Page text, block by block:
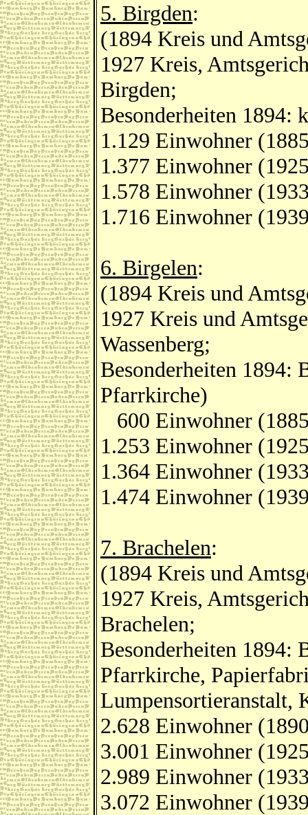
5. Birgden:
(1894 Kreis und
1927 Kreis,
Birgden;
Besonderheiten 1894:
1.129 Einwohner
1.377 Einwohner
1.578 Einwohner
1.716 Einwohner
6. Birgelen:
(1894 Kreis und
1927 Kreis und
Wassenberg;
Besonderheiten 1894:
Pfarrkirche)
600 Einwohner
1.253 Einwohner
1.364 Einwohner
1.474 Einwohner
7. Brachelen:
(1894 Kreis und
1927 Kreis,
Brachelen;
Besonderheiten 1894:
Pfarrkirche,
Lumpensortieranstalt,
2.628 Einwohner
3.001 Einwohner
2.989 Einwohner
3.072 Einwohner